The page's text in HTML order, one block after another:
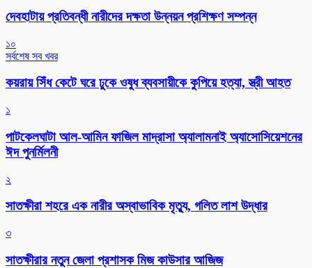
দেবহাটায় প্রতিবন্ধী নারীদের দক্ষতা উন্নয়ন প্রশিক্ষণ সম্পন্ন
১০
সর্বশেষ সব খবর
কয়রায় সিঁধ কেটে ঘরে ঢুকে ওষুধ ব্যবসায়ীকে কুপিয়ে হত্যা, স্ত্রী আহত
১
পাটকেলঘাটা আল-আমিন ফাজিল মাদ্রাসা অ্যালামনাই অ্যাসোসিয়েশনের
ঈদ পুনর্মিলনী
২
সাতক্ষীরা শহরে এক নারীর অস্বাভাবিক মৃত্যু, গলিত লাশ উদ্ধার
৩
সাতক্ষীরার নতুন জেলা প্রশাসক মিজ কাউসার আজিজ